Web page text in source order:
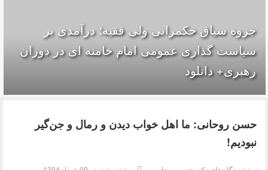
جزوه سیاق حکمرانی ولی فقیه؛ درآمدی بر
سیاست گذاری عمومی امام خامنه ای در دوران
رهبری+ دانلود
حسن روحانی: ما اهل خواب‌ دیدن و رمال و جن‌گیر
نبودیم!